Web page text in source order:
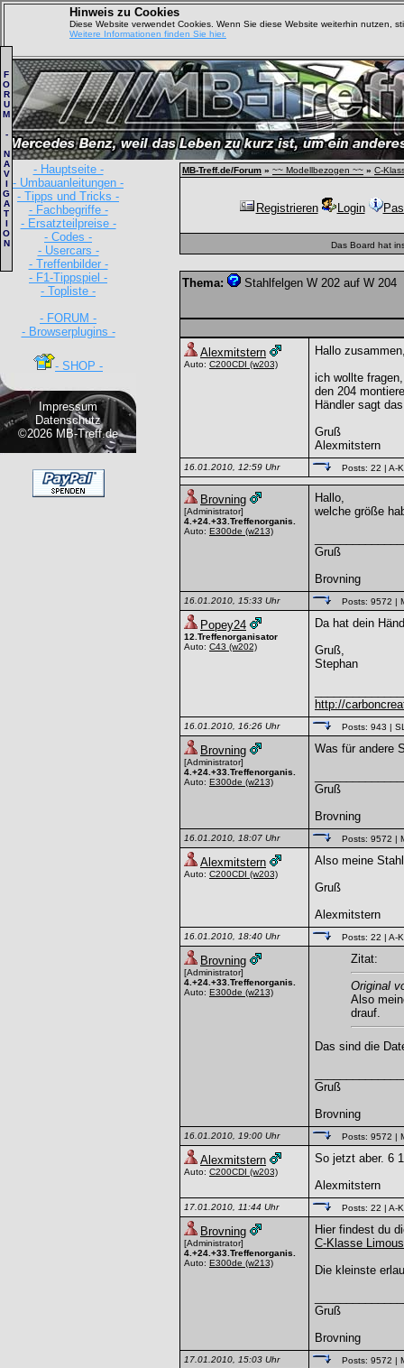
Hinweis zu Cookies
Diese Website verwendet Cookies. Wenn Sie diese Website weiterhin nutzen,
Weitere Informationen finden Sie hier.
- Hauptseite -
- Umbauanleitungen -
- Tipps und Tricks -
- Fachbegriffe -
- Ersatzteilpreise -
- Codes -
- Usercars -
- Treffenbilder -
- F1-Tippspiel -
- Topliste -
- FORUM -
- Browserplugins -
- SHOP -
Impressum
Datenschutz
©2026 MB-Treff.de
F
O
R
U
M
-
N
A
V
I
G
A
T
I
O
N
MB-Treff.de/Forum » ~~ Modellbezogen ~~ » C-
Registrieren Login
Das Board hat
Thema: Stahlfelgen W 202 auf W 204
Alexmitstern
Auto: C200CDI (w203)
Hallo
ich wollte
den 204
Händler sagt
Gruß
Alexmitstern
16.01.2010, 12:59 Uhr Posts: 22 | A-
Brovning
[Administrator]
4.+24.+33.Treffenorganis.
Auto: E300de (w213)
Hallo,
welche größe
Gruß
Brovning
16.01.2010, 15:33 Uhr Posts: 9572 |
Popey24
12.Treffenorganisator
Auto: C43 (w202)
Da hat dein
Gruß,
Stephan
http://
16.01.2010, 16:26 Uhr Posts: 943 |
Brovning
[Administrator]
4.+24.+33.Treffenorganis.
Auto: E300de (w213)
Was für andere
Gruß
Brovning
16.01.2010, 18:07 Uhr Posts: 9572 |
Alexmitstern
Auto: C200CDI (w203)
Also meine
Gruß
Alexmitstern
16.01.2010, 18:40 Uhr Posts: 22 | A-
Brovning
[Administrator]
4.+24.+33.Treffenorganis.
Auto: E300de (w213)
Zitat:
Original
Also
drauf.
Das sind die
Gruß
Brovning
16.01.2010, 19:00 Uhr Posts: 9572 |
Alexmitstern
Auto: C200CDI (w203)
So jetzt aber. 6
Alexmitstern
17.01.2010, 11:44 Uhr Posts: 22 | A-
Brovning
[Administrator]
4.+24.+33.Treffenorganis.
Auto: E300de (w213)
Hier findest du
C-Klasse
Die kleinste
Gruß
Brovning
17.01.2010, 15:03 Uhr Posts: 9572 |